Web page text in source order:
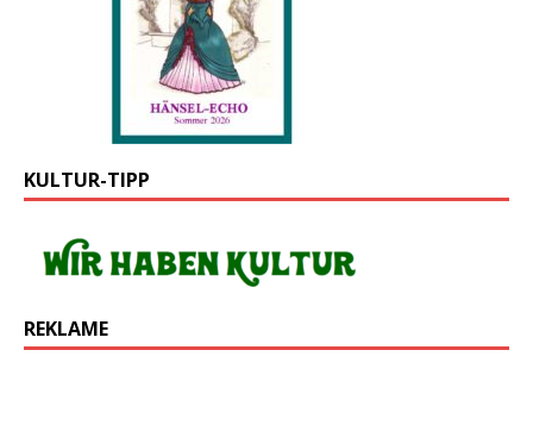
KULTUR-TIPP
REKLAME